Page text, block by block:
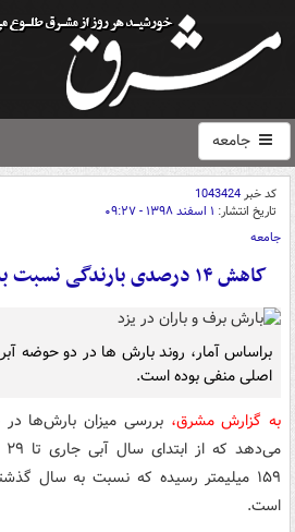
جامعه
کد خبر1043424
تاریخ انتشار: ۱ اسفند ۱۳۹۸ - ۰۹:۲۷
جامعه
کاهش ۱۴ درصدی بارندگی نسبت به سال گذشته +جدول
اصلی منفی بوده است.
به گزارش مشرق، بررسی میزان بارش‌ها
است.